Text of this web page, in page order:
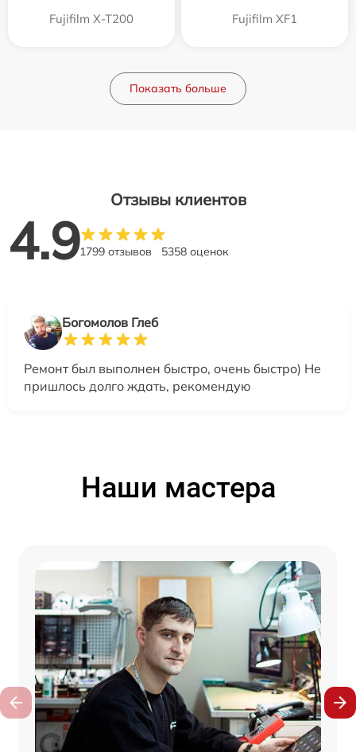
Fujifilm X-T200 Fujifilm XF1
Показать больше
Отзывы клиентов
4.91799 отзывов 5358 оценок
Богомолов Глеб
Ремонт был выполнен быстро, очень быстро) Не
пришлось долго ждать, рекомендую
Наши мастера